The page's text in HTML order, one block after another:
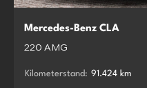
Mercedes-Benz CLA
220 AMG
Kilometerstand: 91.424 km